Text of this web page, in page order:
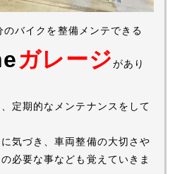
のバイクを整備メンテできる
ガレージがあり
定期的なメンテナンスをして
気づき、車両整備の大切さや
必要な事なども覚えていきま